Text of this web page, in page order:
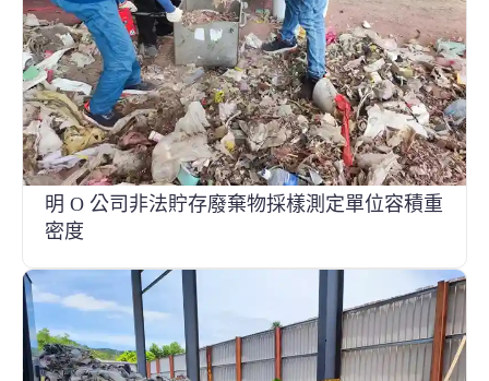
明 O 公司非法貯存廢棄物採樣測定單位容積重
密度